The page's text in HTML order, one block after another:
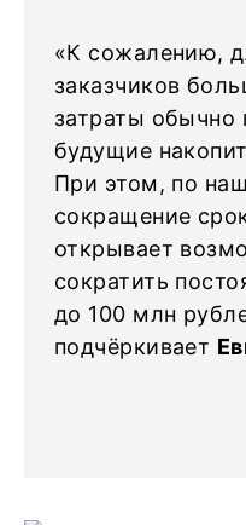
«К сожалению,
заказчиков
затраты обычно
будущие
При этом, по
сокращение
открывает
сократить
до 100 млн
подчёркивает